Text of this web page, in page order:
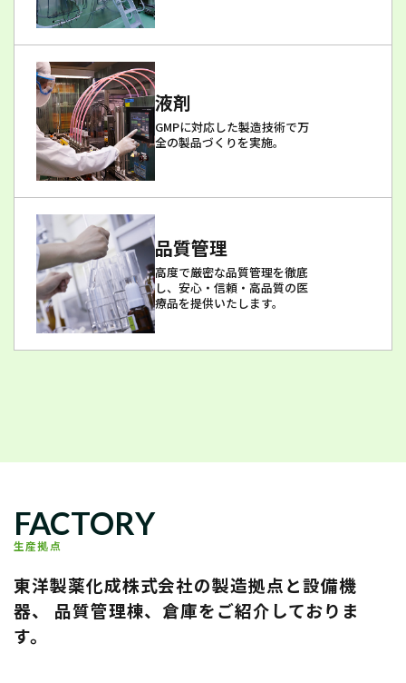
液剤
GMPに対応した製造技術で万
全の製品づくりを実施。
品質管理
高度で厳密な品質管理を徹底
し、安心・信頼・高品質の医
療品を提供いたします。
FACTORY
生産拠点
東洋製薬化成株式会社の製造拠点と設備機
器、 品質管理棟、倉庫をご紹介しておりま
す。